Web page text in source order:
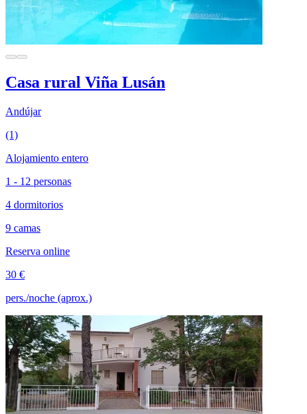
Casa rural Viña Lusán
Andújar
(1)
Alojamiento entero
1 - 12 personas
4 dormitorios
9 camas
Reserva online
30 €
pers./noche (aprox.)